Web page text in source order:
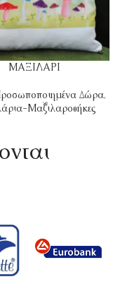
ΜΑΞΙΛΑΡΙ
Δώρα,
Μαξιλαροθήκες